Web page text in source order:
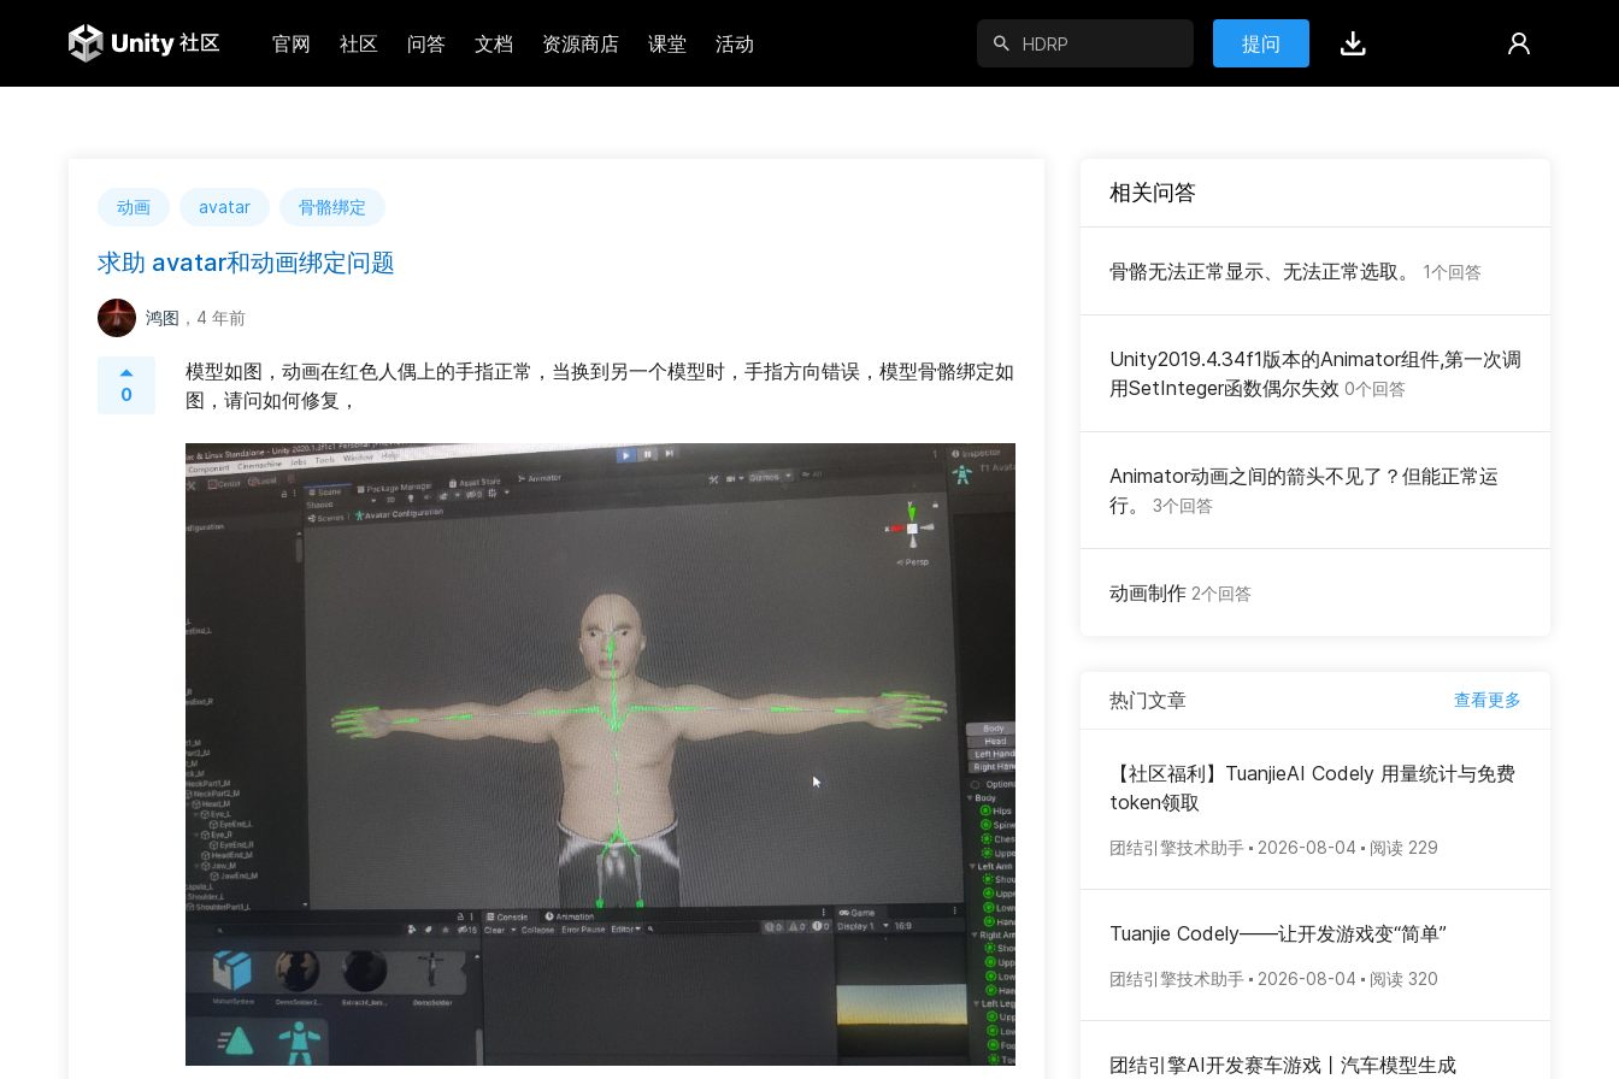
官网 社区 问答 文档 资源商店 课堂 活动 提问
动画 avatar 骨骼绑定
求助 avatar和动画绑定问题
鸿图 ，4 年前
0
模型如图，动画在红色人偶上的手指正常，当换到另一个模型时，手指方向错误，模型骨骼绑定如
图，请问如何修复，
相关问答
骨骼无法正常显示、无法正常选取。 1个回答
Unity2019.4.34f1版本的Animator组件,第一次调
用SetInteger函数偶尔失效 0个回答
Animator动画之间的箭头不见了？但能正常运
行。
3个回答
动画制作 2个回答
热门文章 查看更多
【社区福利】TuanjieAI Codely 用量统计与免费
token领取
团结引擎技术助手 2026-08-04 阅读 229
Tuanjie Codely——让开发游戏变“简单”
团结引擎技术助手 2026-08-04 阅读 320
团结引擎AI开发赛车游戏丨汽车模型生成